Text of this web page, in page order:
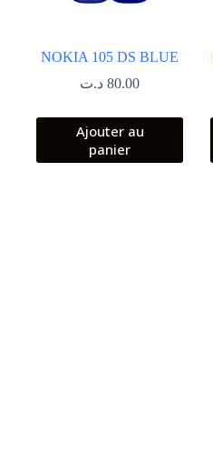
NOKIA 105 DS BLUE
80.00 د.ت
Ajouter au
panier